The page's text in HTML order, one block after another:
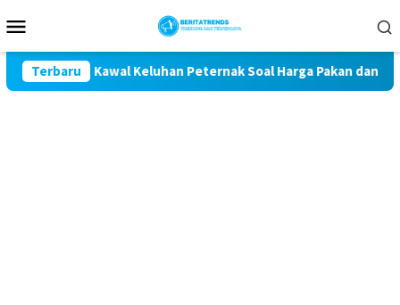
ke
Mobile
Terbaru
Komit Kawal Keluhan Peternak Soal Harga Pakan dan Telur